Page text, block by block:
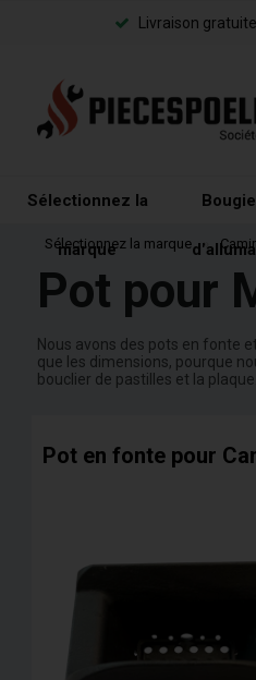
Livraison
Sélectionnez la
marque
Sélectionnez la marque »
Pot pour
Nous avons des pots en fonte
que les dimensions, pourque
bouclier de pastilles et la plaque.
Pot en fonte pour